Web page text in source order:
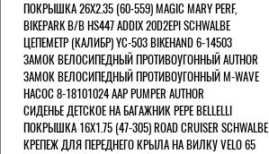
ПОКРЫШКА 26X2.35 (60-559) MAGIC MARY PERF,
BIKEPARK B/B HS447 ADDIX 20D2EPI SCHWALBE
ЦЕПЕМЕТР (КАЛИБР) YC-503 BIKEHAND 6-14503
ЗАМОК ВЕЛОСИПЕДНЫЙ ПРОТИВОУГОННЫЙ AUTHOR
ЗАМОК ВЕЛОСИПЕДНЫЙ ПРОТИВОУГОННЫЙ M-WAVE
НАСОС 8-18101024 AAP PUMPER AUTHOR
СИДЕНЬЕ ДЕТСКОЕ НА БАГАЖНИК PEPE BELLELLI
ПОКРЫШКА 16X1.75 (47-305) ROAD CRUISER SCHWALBE
КРЕПЕЖ ДЛЯ ПЕРЕДНЕГО КРЫЛА НА ВИЛКУ VELO 65